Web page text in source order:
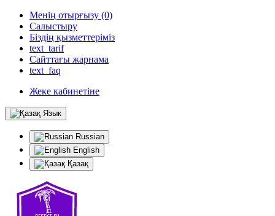
Менің отырғызу (0)
Салыстыру
Біздің қызметтеріміз
text_tarif
Сайттағы жарнама
text_faq
Жеке кабинетіне
Язык
Russian
English
Қазақ